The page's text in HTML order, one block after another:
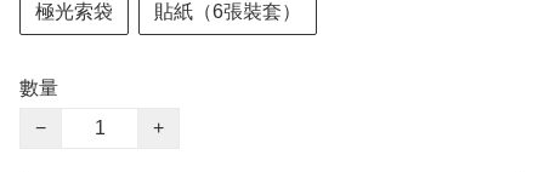
極光索袋 貼紙（6張裝套）
數量
−
+